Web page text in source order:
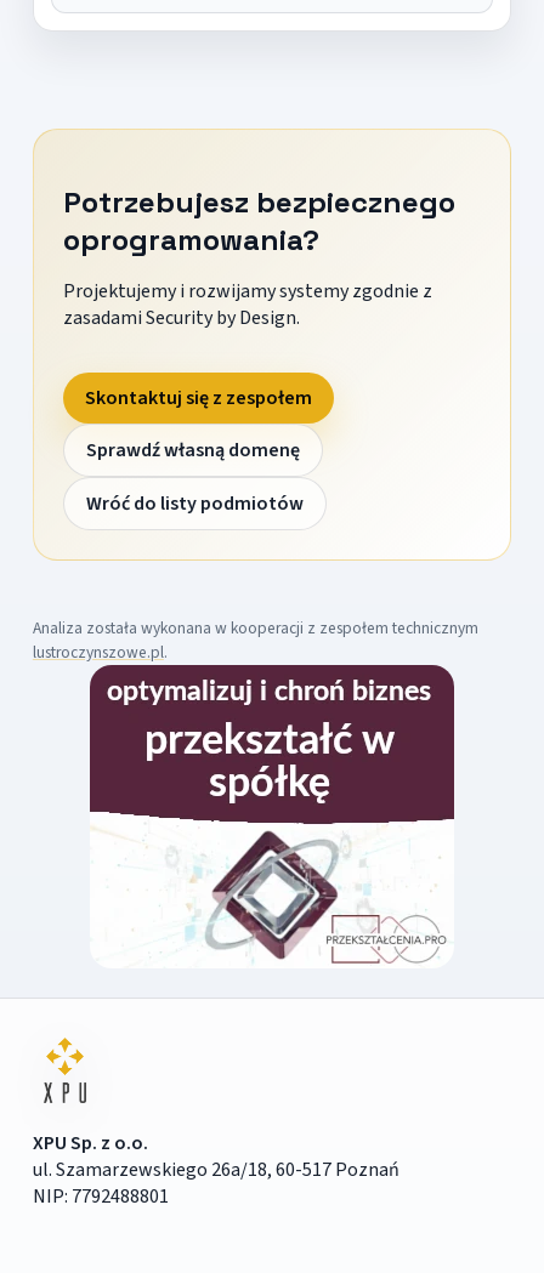
Potrzebujesz bezpiecznego
oprogramowania?
Projektujemy i rozwijamy systemy zgodnie z
zasadami Security by Design.
Skontaktuj się z zespołem
Sprawdź własną domenę
Wróć do listy podmiotów
Analiza została wykonana w kooperacji z zespołem technicznym
lustroczynszowe.pl.
XPU Sp. z o.o.
ul. Szamarzewskiego 26a/18, 60-517 Poznań
NIP: 7792488801